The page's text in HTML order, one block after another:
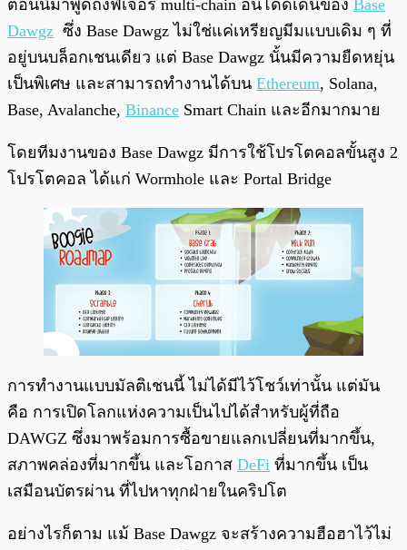
ตอนนี้มาพูดถึงฟีเจอร์ multi-chain อันโดดเด่นของ Base
Dawgz ซึ่ง Base Dawgz ไม่ใช่แค่เหรียญมีมแบบเดิม ๆ ที่
อยู่บนบล็อกเชนเดียว แต่ Base Dawgz นั้นมีความยืดหยุ่น
เป็นพิเศษ และสามารถทำงานได้บน Ethereum, Solana,
Base, Avalanche, Binance Smart Chain และอีกมากมาย
โดยทีมงานของ Base Dawgz มีการใช้โปรโตคอลขั้นสูง 2
โปรโตคอล ได้แก่ Wormhole และ Portal Bridge
การทำงานแบบมัลติเชนนี้ ไม่ได้มีไว้โชว์เท่านั้น แต่มัน
คือ การเปิดโลกแห่งความเป็นไปได้สำหรับผู้ที่ถือ
DAWGZ ซึ่งมาพร้อมการซื้อขายแลกเปลี่ยนที่มากขึ้น,
สภาพคล่องที่มากขึ้น และโอกาส DeFi ที่มากขึ้น เป็น
เสมือนบัตรผ่าน ที่ไปหาทุกฝ่ายในคริปโต
อย่างไรก็ตาม แม้ Base Dawgz จะสร้างความฮือฮาไว้ไม่